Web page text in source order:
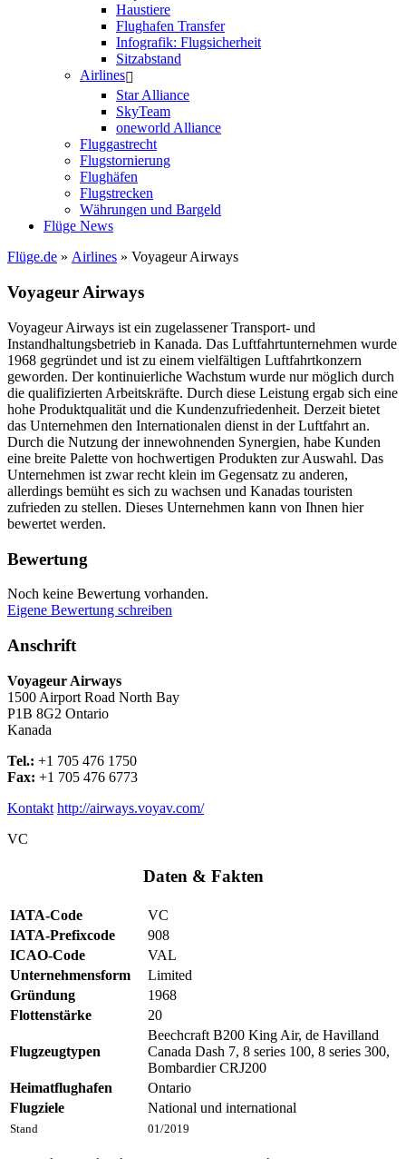
Haustiere
Flughafen Transfer
Infografik: Flugsicherheit
Sitzabstand
Airlines
Star Alliance
SkyTeam
oneworld Alliance
Fluggastrecht
Flugstornierung
Flughäfen
Flugstrecken
Währungen und Bargeld
Flüge News
Flüge.de » Airlines » Voyageur Airways
Voyageur Airways
Voyageur Airways ist ein zugelassener Transport- und
Instandhaltungsbetrieb in Kanada. Das Luftfahrtunternehmen wurde
1968 gegründet und ist zu einem vielfältigen Luftfahrtkonzern
geworden. Der kontinuierliche Wachstum wurde nur möglich durch
die qualifizierten Arbeitskräfte. Durch diese Leistung ergab sich eine
hohe Produktqualität und die Kundenzufriedenheit. Derzeit bietet
das Unternehmen den Internationalen dienst in der Luftfahrt an.
Durch die Nutzung der innewohnenden Synergien, habe Kunden
eine breite Palette von hochwertigen Produkten zur Auswahl. Das
Unternehmen ist zwar recht klein im Gegensatz zu anderen,
allerdings bemüht es sich zu wachsen und Kanadas touristen
zufrieden zu stellen. Dieses Unternehmen kann von Ihnen hier
bewertet werden.
Bewertung
Noch keine Bewertung vorhanden.
Eigene Bewertung schreiben
Anschrift
Voyageur Airways
1500 Airport Road North Bay
P1B 8G2 Ontario
Kanada
Tel.: +1 705 476 1750
Fax: +1 705 476 6773
Kontakt http://airways.voyav.com/
VC
Daten & Fakten
Stand 01/2019
IATA-Code
VC
IATA-Prefixcode
908
ICAO-Code
VAL
Unternehmensform
Limited
Gründung
1968
Flottenstärke
20
Flugzeugtypen
Beechcraft B200 King Air, de Havilland
Canada Dash 7, 8 series 100, 8 series 300,
Bombardier CRJ200
Heimatflughafen
Ontario
Flugziele
National und international